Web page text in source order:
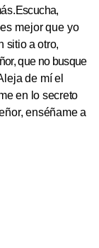
Escucha,
mejor que yo
sitio a otro,
que no busque
de mí el
en lo secreto
enséñame a